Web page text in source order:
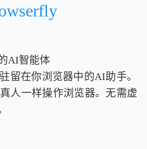
AI智能体
留在你浏览器中的AI助手。
人一样操作浏览器。无需虚